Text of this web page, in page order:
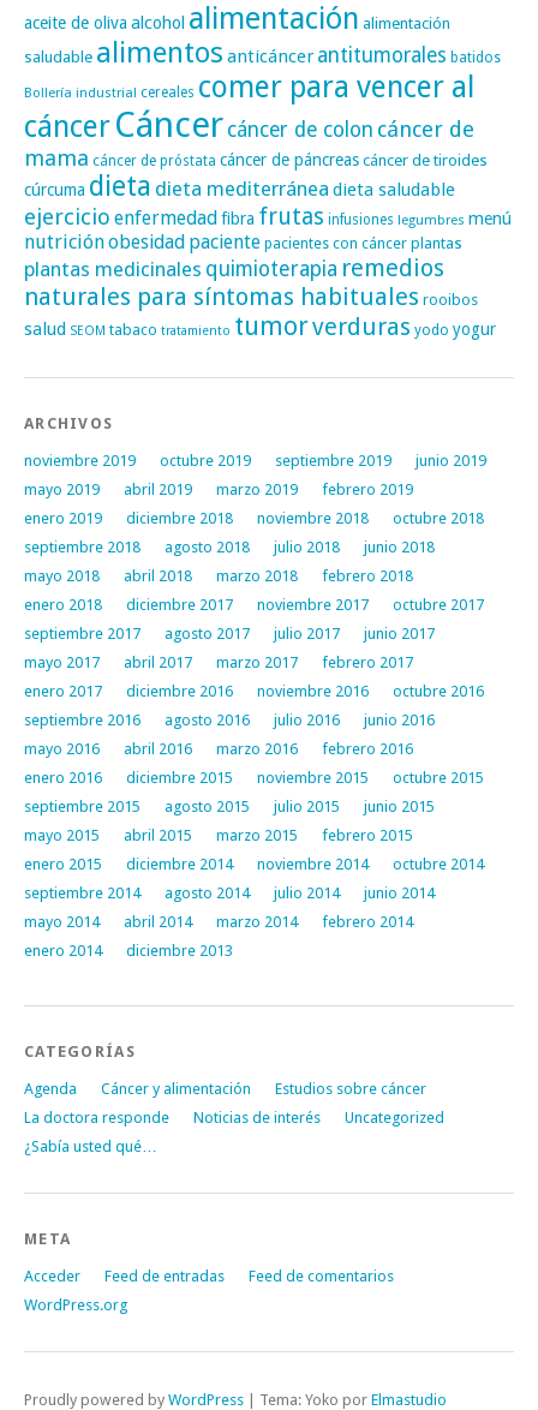
aceite de oliva alcohol alimentación alimentación
saludable alimentos anticáncer antitumorales batidos
Bollería industrial cereales comer para vencer al
cáncerCáncer cáncer de colon cáncer de
mama cáncer de próstata cáncer de páncreascáncer de tiroides
cúrcuma dieta dieta mediterránea dieta saludable
ejercicio enfermedadfibra frutas infusiones legumbres menú
nutriciónobesidad paciente pacientes con cáncer plantas
plantas medicinales quimioterapia remedios
naturales para síntomas habituales rooibos
salud SEOM tabaco tratamiento tumorverduras yodo yogur
ARCHIVOS
noviembre 2019 octubre 2019 septiembre 2019
junio 2019
mayo 2019
abril 2019 marzo 2019
febrero 2019
enero 2019
diciembre 2018 noviembre 2018
octubre 2018
septiembre 2018
agosto 2018 julio 2018
junio 2018
mayo 2018
abril 2018 marzo 2018
febrero 2018
enero 2018
diciembre 2017 noviembre 2017
octubre 2017
septiembre 2017
agosto 2017 julio 2017
junio 2017
mayo 2017
abril 2017 marzo 2017
febrero 2017
enero 2017
diciembre 2016 noviembre 2016
octubre 2016
septiembre 2016
agosto 2016 julio 2016
junio 2016
mayo 2016
abril 2016 marzo 2016
febrero 2016
enero 2016
diciembre 2015 noviembre 2015
octubre 2015
septiembre 2015
agosto 2015 julio 2015
junio 2015
mayo 2015
abril 2015 marzo 2015
febrero 2015
enero 2015
diciembre 2014 noviembre 2014
octubre 2014
septiembre 2014
agosto 2014 julio 2014
junio 2014
mayo 2014
abril 2014 marzo 2014
febrero 2014
enero 2014
diciembre 2013
CATEGORÍAS
Agenda Cáncer y alimentación
Estudios sobre cáncer
La doctora responde
Noticias de interés
Uncategorized
¿Sabía usted qué…
META
Acceder Feed de entradas
Feed de comentarios
WordPress.org
Proudly powered by WordPress Tema: Yoko por Elmastudio